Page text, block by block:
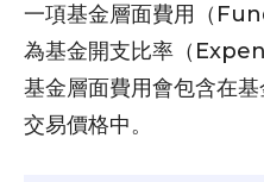
一項基金層面費用（
為基金開支比率（
基金層面費用會包含在
交易價格中。